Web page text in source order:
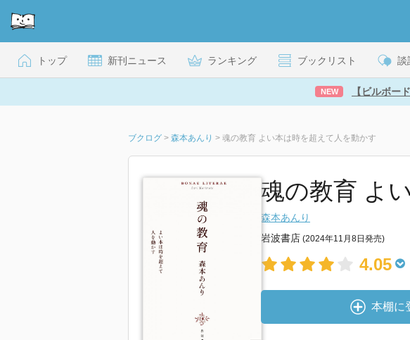
トップ 新刊ニュース ランキング ブックリスト 談
NEW 【ビルボー
ブクログ > 森本あんり > 魂の教育 よい本は時を超えて人を動かす
魂の教育 よ
森本あんり
岩波書店 (2024年11月8日発売)
4.05
本棚に